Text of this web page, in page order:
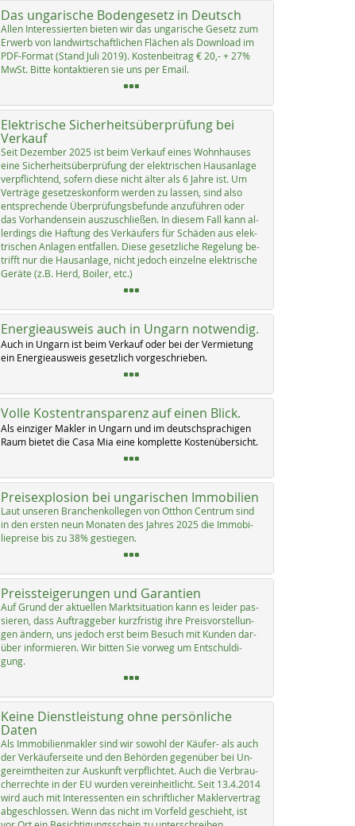
Das ungarische Bodengesetz in Deutsch
Al­len In­ter­es­sier­ten bie­ten wir das un­ga­ri­sche Ge­setz zum
Er­werb von land­wirt­schaft­li­chen Flächen als Down­load im
PDF-For­mat (Stand Ju­li 2019). Kos­ten­bei­trag € 20,- + 27%
MwSt. Bit­te kon­tak­tie­ren sie uns per Email.
Elektrische Sicherheitsüberprüfung bei
Verkauf
Seit De­zem­ber 2025 ist beim Ver­kauf ei­nes Wohn­hau­ses
ei­ne Si­cher­heits­über­prü­fung der elek­tri­schen Haus­an­la­ge
verpf­lich­tend, so­fern die­se nicht äl­ter als 6 Jah­re ist. Um
Ver­trä­ge ge­set­zes­kon­form wer­den zu las­sen, sind al­so
ent­sp­re­chen­de Über­prü­fungs­be­fun­de an­zu­füh­ren oder
das Vor­han­den­sein aus­zu­sch­lie­ßen. In die­sem Fall kann al­
ler­dings die Haf­tung des Ver­käu­fers für Schä­den aus elek­
tri­schen An­la­gen ent­fal­len. Die­se ge­setz­li­che Re­ge­lung be­
trifft nur die Haus­an­la­ge, nicht je­doch ein­zel­ne elek­tri­sche
Ge­rä­te (z.B. Herd, Boi­ler, etc.)
Energieausweis auch in Ungarn notwendig.
Auch in Un­garn ist beim Ver­kauf oder bei der Ver­mie­tung
ein En­er­gie­aus­weis ge­setz­lich vor­ge­schrie­ben.
Volle Kostentransparenz auf einen Blick.
Als ein­zi­ger Mak­ler in Un­garn und im deutsch­spra­chi­gen
Raum bie­tet die Ca­sa Mia ei­ne kom­p­let­te Kos­ten­über­sicht.
Preisexplosion bei ungarischen Immobilien
Laut un­se­ren Bran­chen­kol­le­gen von Ott­hon Cen­trum sind
in den ers­ten neun Mo­na­ten des Jah­res 2025 die Im­mo­bi­
lie­p­rei­se bis zu 38% ge­s­tie­gen.
Preissteigerungen und Garantien
Auf Grund der ak­tu­el­len Markt­si­tua­ti­on kann es lei­der pas­
sie­ren, dass Auf­trag­ge­ber kurz­fris­tig ih­re Preis­vor­stel­lun­
gen än­dern, uns je­doch erst beim Be­such mit Kun­den dar­
über in­for­mie­ren. Wir bit­ten Sie vor­weg um Ent­schul­di­
gung.
Keine Dienstleistung ohne persönliche
Daten
Als Im­mo­bi­li­en­mak­ler sind wir so­wohl der Käu­fer- als auch
der Ver­käu­fer­sei­te und den Be­hör­den ge­gen­über bei Un­
ge­reimt­hei­ten zur Aus­kunft verpf­lich­tet. Auch die Ver­brau­
cher­rech­te in der EU wur­den ve­r­ein­heit­licht. Seit 13.4.2014
wird auch mit In­ter­es­sen­ten ein schrift­li­cher Mak­ler­ver­trag
ab­ge­sch­los­sen. Wenn das nicht im Vor­feld ge­schieht, ist